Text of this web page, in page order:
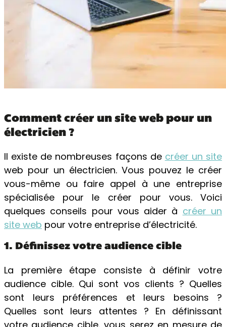
Comment créer un site web pour un
électricien ?
Il existe de nombreuses façons de créer un site
web pour un électricien. Vous pouvez le créer
vous-même ou faire appel à une entreprise
spécialisée pour le créer pour vous. Voici
quelques conseils pour vous aider à créer un
site web pour votre entreprise d’électricité.
1. Définissez votre audience cible
La première étape consiste à définir votre
audience cible. Qui sont vos clients ? Quelles
sont leurs préférences et leurs besoins ?
Quelles sont leurs attentes ? En définissant